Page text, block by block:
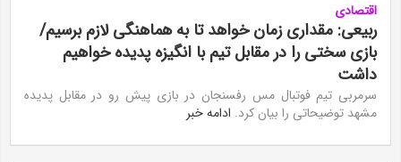
اقتصادی
ربیعی: مقداری زمان خواهد تا به هماهنگی لازم برسیم/
بازی سختی را در مقابل تیم با انگیزه پدیده خواهیم
داشت
سرمربی تیم فوتبال مس رفسنجان در بازی پیش رو در مقابل پدیده
مشهد توضیحاتی را بیان کرد. ادامه خبر